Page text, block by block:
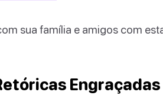
sua família e amigos com
Engraçadas